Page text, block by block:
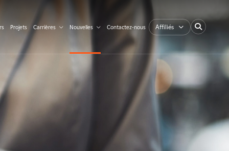
Projets Carrières Nouvelles Contactez-nous Affiliés